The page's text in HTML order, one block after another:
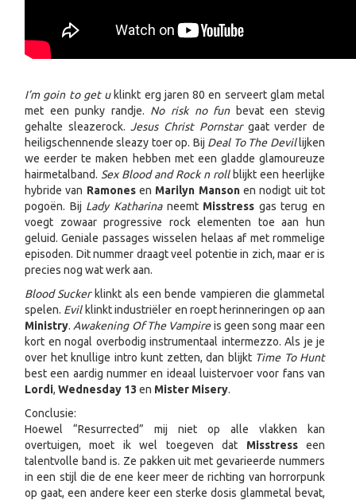
I’m goin to get u klinkt erg jaren 80 en serveert glam metal
met een punky randje. No risk no fun bevat een stevig
gehalte sleazerock.Jesus Christ Pornstargaat verder de
heiligschennende sleazy toer op. Bij Deal To The Devillijken
we eerder te maken hebben met een gladde glamoureuze
hairmetalband. Sex Blood and Rock n roll blijkt een heerlijke
hybride van Ramonesen Marilyn Mansonen nodigt uit tot
pogoën. Bij Lady Katharinaneemt Misstress gas terug en
voegt zowaar progressive rock elementen toe aan hun
geluid. Geniale passages wisselen helaas af met rommelige
episoden. Dit nummer draagt veel potentie in zich, maar er is
precies nog wat werk aan.
Blood Suckerklinkt als een bende vampieren die glammetal
spelen. Evilklinkt industriëler en roept herinneringen op aan
Ministry. Awakening Of The Vampireis geen song maar een
kort en nogal overbodig instrumentaal intermezzo. Als je je
over het knullige intro kunt zetten, dan blijkt Time To Hunt
best een aardig nummer en ideaal luistervoer voor fans van
Lordi, Wednesday 13 en Mister Misery.
Conclusie:
Hoewel “Resurrected” mij niet op alle vlakken kan
overtuigen, moet ik wel toegeven dat Misstresseen
talentvolle band is. Ze pakken uit met gevarieerde nummers
in een stijl die de ene keer meer de richting van horrorpunk
op gaat, een andere keer een sterke dosis glammetal bevat,